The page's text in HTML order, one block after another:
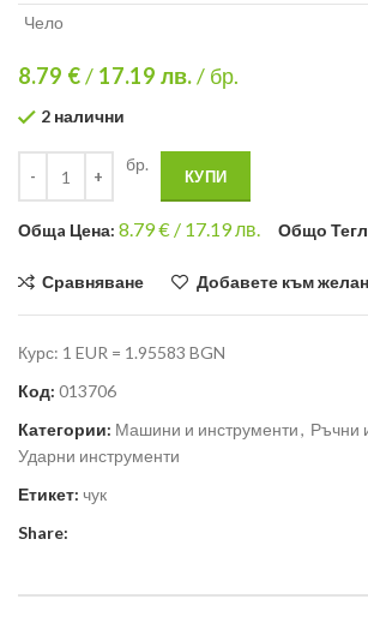
Чело
8.79 €/ 17.19 лв./ бр.
2 налични
бр.
КУПИ
Общa Цена: 8.79€ / 17.19 лв. Общо
Сравняване Добавете към
Курс: 1 EUR = 1.95583 BGN
Код: 013706
Категории: Машини и инструменти, Ръчни
Ударни инструменти
Етикет: чук
Share: